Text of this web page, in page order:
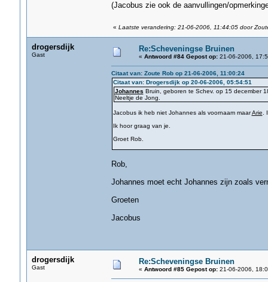
(Jacobus zie ook de aanvullingen/
« Laatste verandering: 21-06-2006, 11:44:05 door
drogersdijk
Gast
Re:Scheveningse Bruinen
« Antwoord #84 Gepost op:21-06-2006,
Citaat van: Zoute Rob op 21-06-2006, 11:00:24
Citaat van: Drogersdijk op 20-06-2006, 05:54:51
Johannes Bruin, geboren te Schev. op 15 december
Neeltje de Jong.
Jacobus ik heb niet Johannes als voornaam maarArie
Ik hoor graag van je.
Groet Rob.
Rob,
Johannes moet echt Johannes zijn zoals
Groeten
Jacobus
drogersdijk
Gast
Re:Scheveningse Bruinen
« Antwoord #85 Gepost op:21-06-2006,